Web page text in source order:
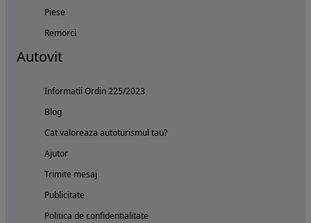
Piese
Remorci
Autovit
Informatii Ordin 225/2023
Blog
Cat valoreaza autoturismul tau?
Ajutor
Trimite mesaj
Publicitate
Politica de confidentialitate